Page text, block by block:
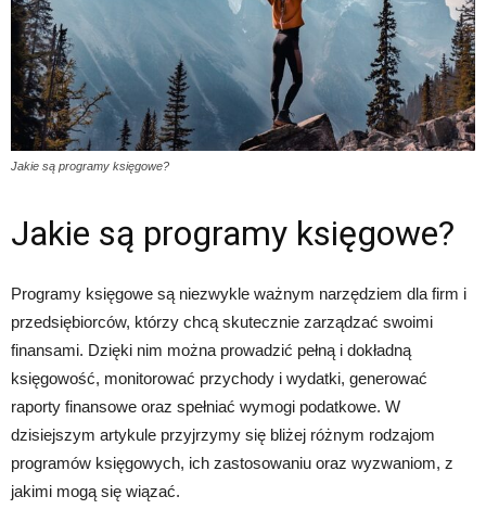
Jakie są programy księgowe?
Jakie są programy księgowe?
Programy księgowe są niezwykle ważnym narzędziem dla firm i
przedsiębiorców, którzy chcą skutecznie zarządzać swoimi
finansami. Dzięki nim można prowadzić pełną i dokładną
księgowość, monitorować przychody i wydatki, generować
raporty finansowe oraz spełniać wymogi podatkowe. W
dzisiejszym artykule przyjrzymy się bliżej różnym rodzajom
programów księgowych, ich zastosowaniu oraz wyzwaniom, z
jakimi mogą się wiązać.